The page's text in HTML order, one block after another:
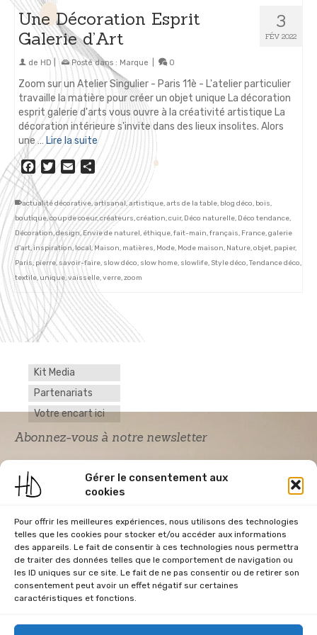
Gérer le consentement aux
cookies
Pour offrir les meilleures expériences, nous utilisons des technologies
telles que les cookies pour stocker et/ou accéder aux informations
des appareils. Le fait de consentir à ces technologies nous permettra
de traiter des données telles que le comportement de navigation ou
les ID uniques sur ce site. Le fait de ne pas consentir ou de retirer son
consentement peut avoir un effet négatif sur certaines
caractéristiques et fonctions.
3
FÉV 2022
Une Décoration Esprit
Galerie d’Art
de HD Posté dans : Marque 0
Zoom sur un Atelier Singulier - Paris 11è - L'atelier particulier
travaille la matière pour créer un objet unique La décoration
esprit galerie d'arts vous ouvre à la créativité artistique La
décoration intérieure s'invite dans des lieux insolites. Alors
une … Lire la suite
Facebook
Twitter
EmailPartager
actualité décorative,artisanal,artistique,arts de la table, blog déco, bois,
boutique,coup de coeur,créateurs,création,cuir, Déco naturelle, Déco tendance,
Décoration,design,Envie de naturel, éthique,fait-main,français, France,galerie
d'art,inspiration,local,Maison, matières, Mode, Mode maison, Nature,objet, papier,
Paris,pierre,savoir-faire, slow déco, slow home, slowlife, Style déco,Tendance déco,
textile,unique,vaisselle,verre,zoom
Kit Media
Partenariats
Votre encart ici
Abonnez-vous à notre newsletter
Acceptation RGPD*
J'accepte la politique de confidentialité du
site Home & Déco